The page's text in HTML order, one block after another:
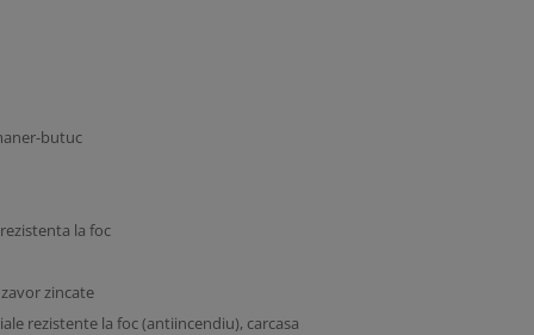
butuc
la foc
zincate
rezistente la foc (antiincendiu), carcasa